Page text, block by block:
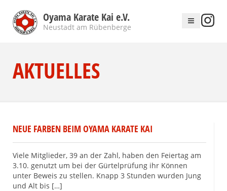
Oyama Karate Kai e.V.
Neustadt am Rübenberge
AKTUELLES
NEUE FARBEN BEIM OYAMA KARATE KAI
Viele Mitglieder, 39 an der Zahl, haben den Feiertag am
3.10. genutzt um bei der Gürtelprüfung ihr Können
unter Beweis zu stellen. Knapp 3 Stunden wurden Jung
und Alt bis […]